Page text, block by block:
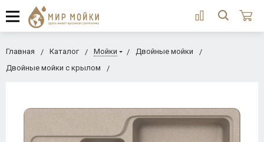
Главная Каталог Мойки
Двойные мойки
Двойные мойки с крылом